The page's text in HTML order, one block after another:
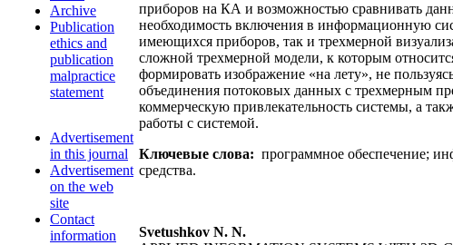
Archive
Publication
ethics and
publication
malpractice
statement
Advertisement
in this journal
Advertisement
on the web
site
Contact
information
приборов на КА и возможностью сравнивать
необходимость включения в информационную
имеющихся приборов, так и трехмерной
сложной трехмерной модели, к которым
формировать изображение «на лету», не
объединения потоковых данных с трехмерным
коммерческую привлекательность системы, а
работы с системой.
Ключевые слова: программное обеспечение;
средства.
Svetushkov N. N.